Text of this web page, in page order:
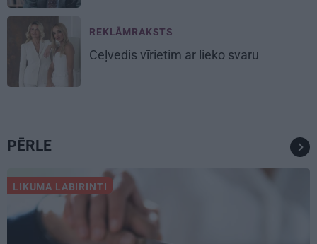
REKLĀMRAKSTS
Ceļvedis vīrietim ar lieko svaru
PĒRLE
LIKUMA LABIRINTI